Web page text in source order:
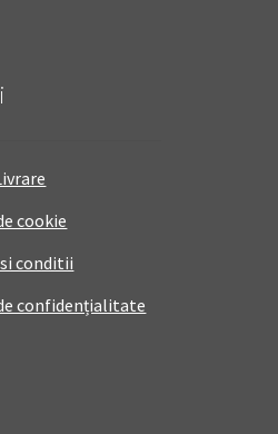
cookie
conditii
confidențialitate